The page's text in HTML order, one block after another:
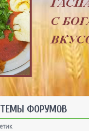
ТЕМЫ ФОРУМОВ